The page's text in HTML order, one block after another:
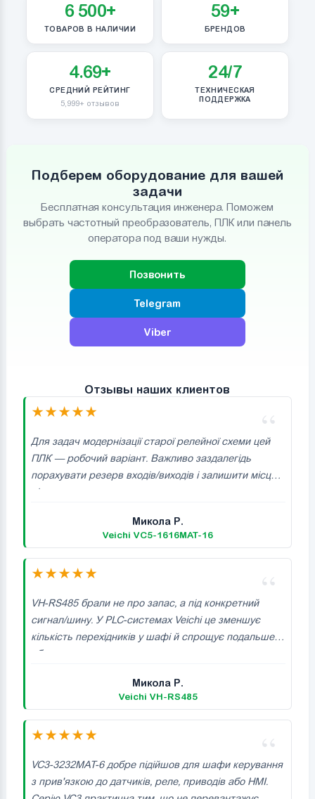
6 500+
ТОВАРОВ В НАЛИЧИИ
59+
БРЕНДОВ
4.69+
СРЕДНИЙ РЕЙТИНГ
5,999+ отзывов
24/7
ТЕХНИЧЕСКАЯ
ПОДДЕРЖКА
Подберем оборудование для вашей
задачи
Бесплатная консультация инженера. Поможем
выбрать частотный преобразователь, ПЛК или панель
оператора под ваши нужды.
Позвонить
Telegram
Viber
Отзывы наших клиентов
★★★★★
Для задач модернізації старої релейної схеми цей
ПЛК — робочий варіант. Важливо заздалегідь
порахувати резерв входів/виходів і залишити місце
під можл...
Микола Р.
Veichi VC5-1616MAT-16
★★★★★
VH-RS485 брали не про запас, а під конкретний
сигнал/шину. У PLC-системах Veichi це зменшує
кількість перехідників у шафі й спрощує подальше
обслугову...
Микола Р.
Veichi VH-RS485
★★★★★
VC3-3232MAT-6 добре підійшов для шафи керування
з прив'язкою до датчиків, реле, приводів або HMI.